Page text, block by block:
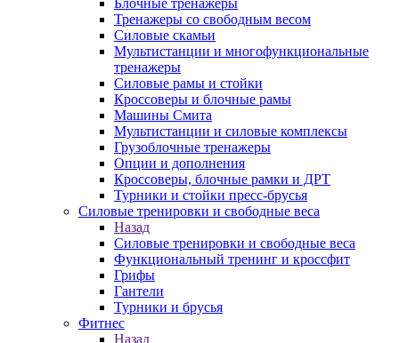
Блочные тренажеры
Тренажеры со свободным весом
Силовые скамьи
Мультистанции и многофункциональные
тренажеры
Силовые рамы и стойки
Кроссоверы и блочные рамы
Машины Смита
Мультистанции и силовые комплексы
Грузоблочные тренажеры
Опции и дополнения
Кроссоверы, блочные рамки и ДРТ
Турники и стойки пресс-брусья
Силовые тренировки и свободные веса
Назад
Силовые тренировки и свободные веса
Функциональный тренинг и кроссфит
Грифы
Гантели
Турники и брусья
Фитнес
Назад